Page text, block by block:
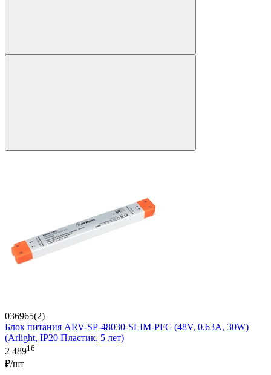
036965(2)
Блок питания ARV-SP-48030-SLIM-PFC (48V, 0.63A, 30W)
(Arlight, IP20 Пластик, 5 лет)
2 48916
₽/шт